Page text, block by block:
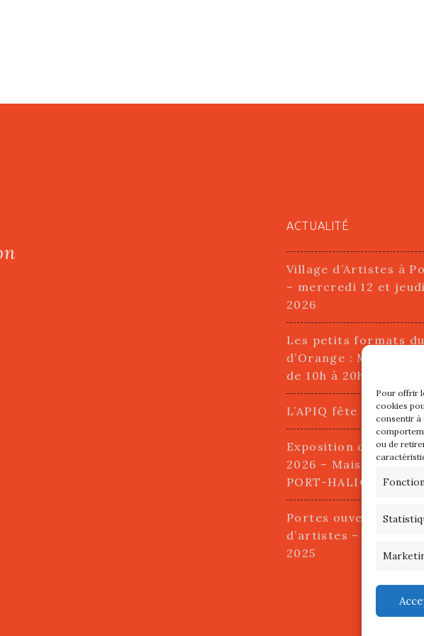
Pour offrir
cookies
consentir à
ou de
ACTUALITÉ
Village d’Artistes à
– mercredi 12 et
2026
Les petits formats
d’Orange : Mercredi
de 10h à 20h
L’APIQ fête ses 10
Exposition du 20
2026 – Maison du
PORT-HALIGUEN –
Portes ouvertes des
d’artistes – 13 et 14
2025